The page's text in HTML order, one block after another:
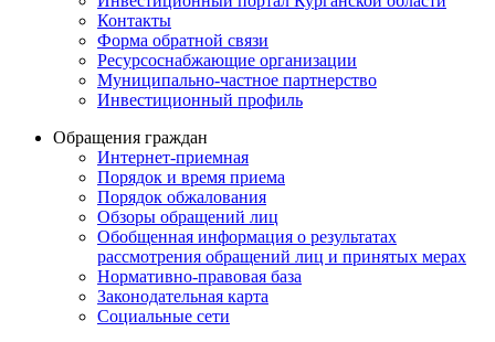
Контакты
Форма обратной связи
Ресурсоснабжающие организации
Муниципально-частное партнерство
Инвестиционный профиль
Обращения граждан
Интернет-приемная
Порядок и время приема
Порядок обжалования
Обзоры обращений лиц
Обобщенная информация о результатах
рассмотрения обращений лиц и принятых мерах
Нормативно-правовая база
Законодательная карта
Социальные сети